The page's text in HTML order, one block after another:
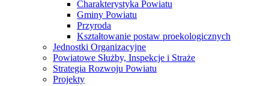
Charakterystyka Powiatu
Gminy Powiatu
Przyroda
Kształtowanie postaw proekologicznych
Jednostki Organizacyjne
Powiatowe Służby, Inspekcje i Straże
Strategia Rozwoju Powiatu
Projekty